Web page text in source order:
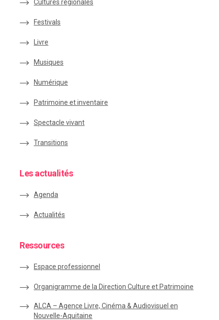
Cultures régionales
Festivals
Livre
Musiques
Numérique
Patrimoine et inventaire
Spectacle vivant
Transitions
Les actualités
Agenda
Actualités
Ressources
Espace professionnel
Organigramme de la Direction Culture et Patrimoine
ALCA – Agence Livre, Cinéma & Audiovisuel en
Nouvelle-Aquitaine